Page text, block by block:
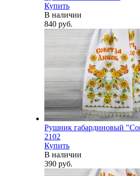
Купить
В наличии
840 руб.
Рушник габардиновый
2102
Купить
В наличии
390 руб.